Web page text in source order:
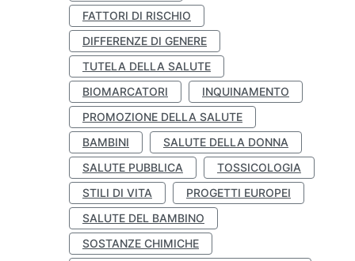
FATTORI DI RISCHIO
DIFFERENZE DI GENERE
TUTELA DELLA SALUTE
BIOMARCATORI
INQUINAMENTO
PROMOZIONE DELLA SALUTE
BAMBINI
SALUTE DELLA DONNA
SALUTE PUBBLICA
TOSSICOLOGIA
STILI DI VITA
PROGETTI EUROPEI
SALUTE DEL BAMBINO
SOSTANZE CHIMICHE